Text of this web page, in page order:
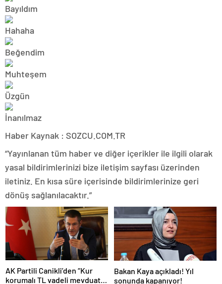
Haber Kaynak : SOZCU.COM.TR
“Yayınlanan tüm haber ve diğer içerikler ile ilgili olarak
yasal bildirimlerinizi bize iletişim sayfası üzerinden
iletiniz. En kısa süre içerisinde bildirimlerinize geri
dönüş sağlanılacaktır.”
AK Partili Canikli’den “Kur
korumalı TL vadeli mevduat
Bakan Kaya açıkladı! Yıl
sonunda kapanıyor!